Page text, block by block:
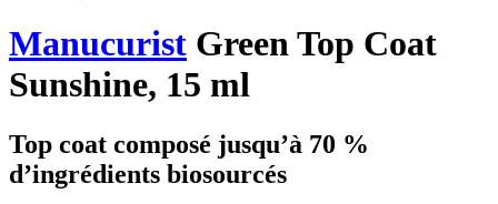
Manucurist Green Top Coat
Sunshine, 15 ml
Top coat composé jusqu’à 70 %
d’ingrédients biosourcés